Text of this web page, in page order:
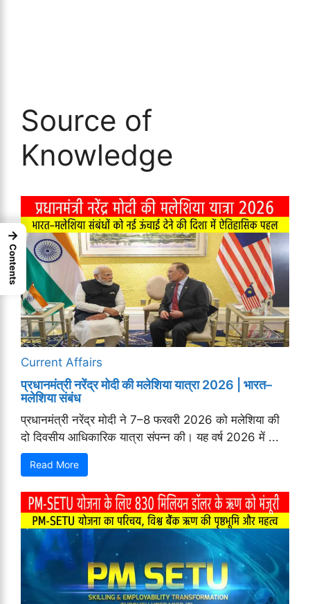
Source of
Knowledge
Current Affairs
प्रधानमंत्री नरेंद्र मोदी की मलेशिया यात्रा 2026 | भारत–
मलेशिया संबंध
प्रधानमंत्री नरेंद्र मोदी ने 7–8 फरवरी 2026 को मलेशिया की
दो दिवसीय आधिकारिक यात्रा संपन्न की। यह वर्ष 2026 में ...
Read More
→
Contents